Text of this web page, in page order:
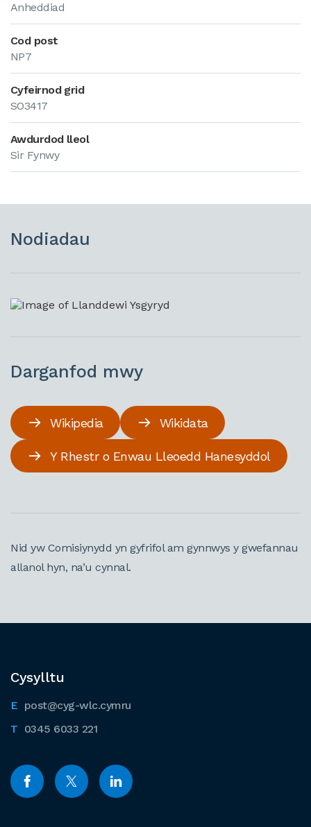
Anheddiad
Cod post
NP7
Cyfeirnod grid
SO3417
Awdurdod lleol
Sir Fynwy
Nodiadau
Darganfod mwy
Wikipedia Wikidata
Y Rhestr o Enwau Lleoedd Hanesyddol
Nid yw Comisiynydd yn gyfrifol am gynnwys y gwefannau
allanol hyn, na’u cynnal.
Cysylltu
post@cyg-wlc.cymru
0345 6033 221